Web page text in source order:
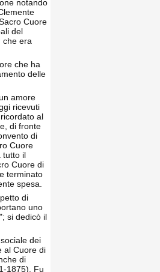
notando
Cuore
del
che era
che ha
delle
amore
ricevuti
al
di fronte
di
Cuore
tutto il
Cuore di
terminato
spesa.
di
uno
si dedicò il
dei
al Cuore di
di
1875). Fu